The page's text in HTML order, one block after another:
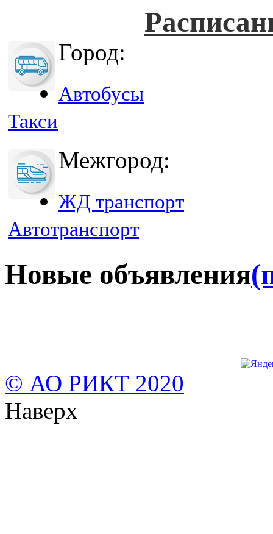
Город:
Автобусы
Такси
Межгород:
ЖД транспорт
Автотранспорт
Новые объявления
© АО РИКТ 2020
Наверх